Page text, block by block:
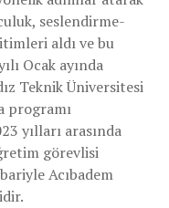
seslendirme-
aldı ve bu
Ocak ayında
Teknik Üniversitesi
programı
yılları arasında
görevlisi
Acıbadem